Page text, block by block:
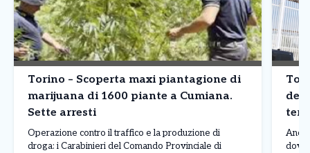
Torino – Scoperta maxi piantagione di
marijuana di 1600 piante a Cumiana.
Sette arresti
Operazione contro il traffico e la produzione di
droga: i Carabinieri del Comando Provinciale di
dove